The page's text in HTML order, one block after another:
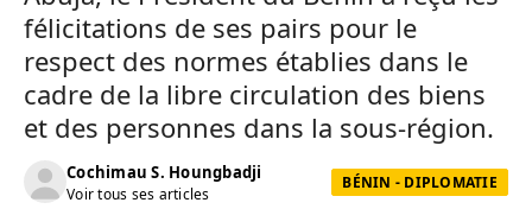
félicitations de ses pairs pour le
respect des normes établies dans le
cadre de la libre circulation des biens
et des personnes dans la sous-région.
Cochimau S. Houngbadji
Voir tous ses articles
BÉNIN - DIPLOMATIE